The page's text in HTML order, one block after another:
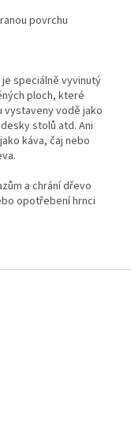
povrchu
speciálně vyvinutý
ploch, které
vystaveny vodě jako
stolů atd. Ani
káva, čaj nebo
a chrání dřevo
opotřebení hrnci